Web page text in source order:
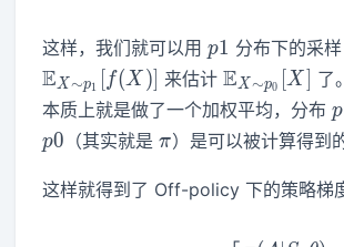
这样，我们就可以用p1
p1 分布下的采样
EX∼p1 f(X ) 来估计
\sim p_{0}}
EX∼p0 X 了
本质上就是做了一个加权平均，分布p
p0 （其实就是\pi
π）是可以被计算得到的
这样就得到了 Off-policy 下的策略梯